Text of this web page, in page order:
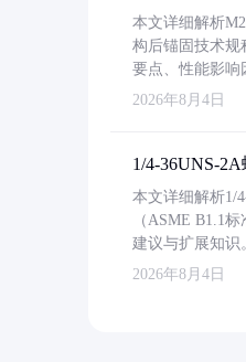
本文详细解析
构后锚固技术规
要点、性能影响
2026年8月4日
1/4-36UNS-
本文详细解析1/
（ASME B1.1
建议与扩展知识
2026年8月4日